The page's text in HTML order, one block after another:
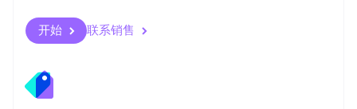
开始 联系销售
斯洛伐克
English
English
泰国
ไทย